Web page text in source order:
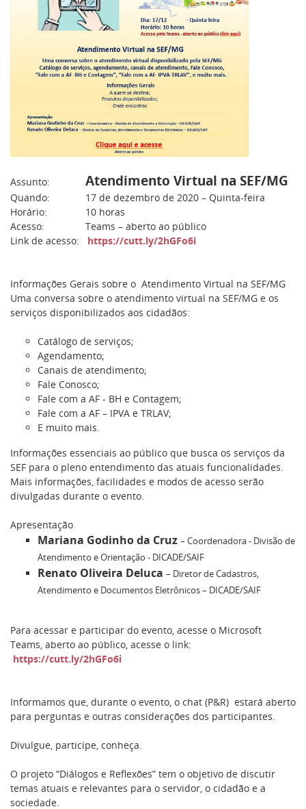
Assunto: Atendimento Virtual na SEF/MG
Quando: 17 de dezembro de 2020 – Quinta-feira
Horário: 10 horas
Acesso: Teams – aberto ao público
Link de acesso: https://cutt.ly/2hGFo6i
Informações Gerais sobre o Atendimento Virtual na SEF/MG
Uma conversa sobre o atendimento virtual na SEF/MG e os
serviços disponibilizados aos cidadãos:
Catálogo de serviços;
Agendamento;
Canais de atendimento;
Fale Conosco;
Fale com a AF - BH e Contagem;
Fale com a AF – IPVA e TRLAV;
E muito mais.
Informações essenciais ao público que busca os serviços da
SEF para o pleno entendimento das atuais funcionalidades.
Mais informações, facilidades e modos de acesso serão
divulgadas durante o evento.
Apresentação
Mariana Godinho da Cruz – Coordenadora - Divisão de
Atendimento e Orientação - DICADE/SAIF
Renato Oliveira Deluca – Diretor de Cadastros,
Atendimento e Documentos Eletrônicos – DICADE/SAIF
Para acessar e participar do evento, acesse o Microsoft
Teams, aberto ao público, acesse o link:
https://cutt.ly/2hGFo6i
Informamos que, durante o evento, o chat (P&R) estará aberto
para perguntas e outras considerações dos participantes.
Divulgue, participe, conheça.
O projeto “Diálogos e Reflexões” tem o objetivo de discutir
temas atuais e relevantes para o servidor, o cidadão e a
sociedade.